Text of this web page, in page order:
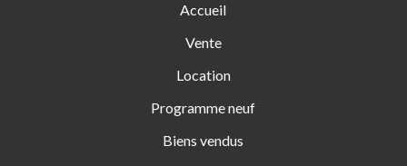
Accueil
Vente
Location
Programme neuf
Biens vendus